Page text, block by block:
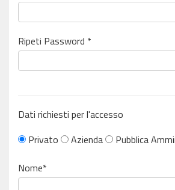
Ripeti Password *
Dati richiesti per l'accesso
Privato
Azienda
Pubblica
Nome*